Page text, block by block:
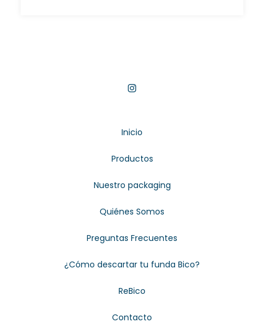
Inicio
Productos
Nuestro packaging
Quiénes Somos
Preguntas Frecuentes
¿Cómo descartar tu funda Bico?
ReBico
Contacto